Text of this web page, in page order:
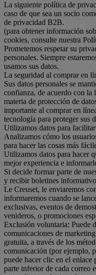
La siguiente política de
caso de que sea un socio
de privacidad B2B.
(para obtener información
cookies, consulte nuestra
Prometemos respetar su
personales. Siempre
usamos sus datos.
La seguridad al comprar en
Sus datos personales se
confianza, de acuerdo con la
materia de protección de
importante al comprar en
tecnología para proteger sus
Utilizamos datos para
Analizamos cómo los
para hacer las cosas más
Utilizamos datos para hacer
mejor experiencia e
Si decide formar parte de
y recibir boletines
Le Creuset, le enviaremos
informaremos cuando se
exclusivas, eventos de
venideros, o promociones
Exclusión voluntaria: Puede
comunicaciones de
gratuita, a través de los
comunicación (por ejemplo,
puede hacer clic en el enlace
parte inferior de cada correo